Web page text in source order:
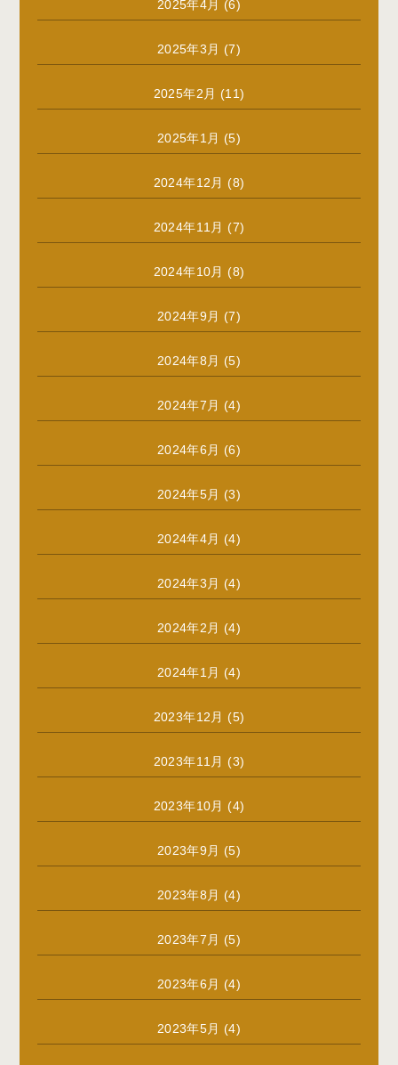
2025年4月 (6)
2025年3月 (7)
2025年2月 (11)
2025年1月 (5)
2024年12月 (8)
2024年11月 (7)
2024年10月 (8)
2024年9月 (7)
2024年8月 (5)
2024年7月 (4)
2024年6月 (6)
2024年5月 (3)
2024年4月 (4)
2024年3月 (4)
2024年2月 (4)
2024年1月 (4)
2023年12月 (5)
2023年11月 (3)
2023年10月 (4)
2023年9月 (5)
2023年8月 (4)
2023年7月 (5)
2023年6月 (4)
2023年5月 (4)